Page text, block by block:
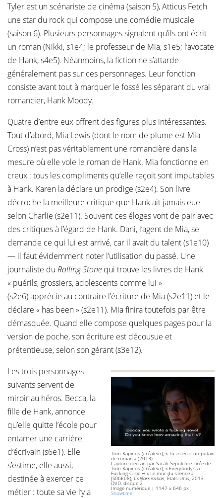
Tyler est un scénariste de cinéma (saison 5), Atticus Fetch
une star du rock qui compose une comédie musicale
(saison 6). Plusieurs personnages signalent qu’ils ont écrit
un roman (Nikki, s1e4; le professeur de Mia, s1e5; l’avocate
de Hank, s4e5). Néanmoins, la fiction ne s’attarde
généralement pas sur ces personnages. Leur fonction
consiste avant tout à marquer le fossé les séparant du vrai
romancier, Hank Moody.
Quatre d’entre eux offrent des figures plus intéressantes.
Tout d’abord, Mia Lewis (dont le nom de plume est Mia
Cross) n’est pas véritablement une romancière dans la
mesure où elle vole le roman de Hank. Mia fonctionne en
creux : tous les compliments qu’elle reçoit sont imputables
à Hank. Karen la déclare un prodige (s2e4). Son livre
décroche la meilleure critique que Hank ait jamais eue
selon Charlie (s2e11). Souvent ces éloges vont de pair avec
des critiques à l’égard de Hank. Dani, l’agent de Mia, se
demande ce qui lui est arrivé, car il avait du talent (s1e10)
— il faut évidemment noter l’utilisation du passé. Une
journaliste du Rolling Stone qui trouve les livres de Hank
« puérils, grossiers, adolescents comme lui »
(s2e6) apprécie au contraire l’écriture de Mia (s2e11) et le
déclare « has been » (s2e11). Mia finira toutefois par être
démasquée. Quand elle compose quelques pages pour la
version de poche, son écriture est décousue et
prétentieuse, selon son gérant (s3e12).
Tom Kapinos (créateur), « Tu as écrit un putain
de roman » (2013)
Capture d’écran par Sarah Sepulchre, tirée de
Tom Kapinos (créateur), « Everybody’s a
Fucking Critic »/ « Le mur du silence »
(S06E08), Californication, États-Unis, 2013,
DVD, disque 2
Image numérique | 1147 x 646 px
Showtime
Les trois personnages
suivants servent de
miroir au héros. Becca, la
fille de Hank, annonce
qu’elle quitte l’école pour
entamer une carrière
d’écrivain (s6e1). Elle
s’estime, elle aussi,
destinée à exercer ce
métier : toute sa vie l’y a